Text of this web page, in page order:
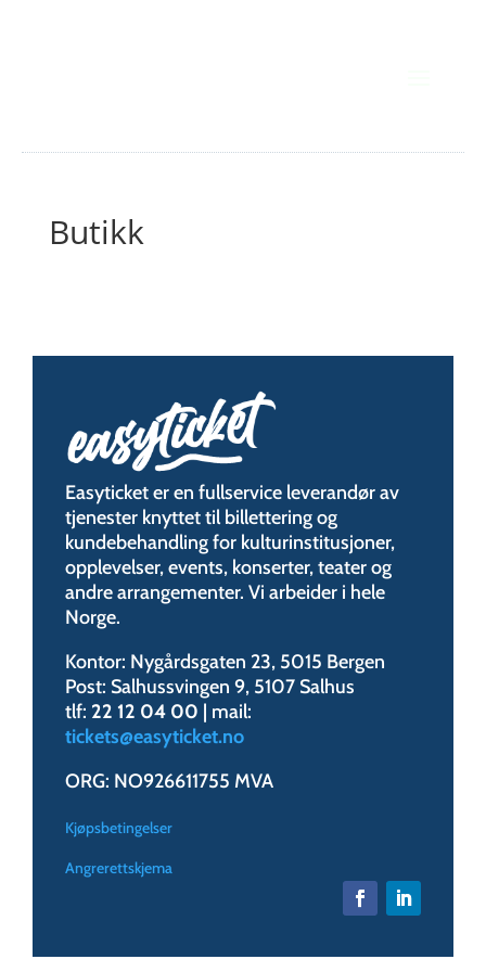
Butikk
Easyticket er en fullservice leverandør av
tjenester knyttet til billettering og
kundebehandling for kulturinstitusjoner,
opplevelser, events, konserter, teater og
andre arrangementer. Vi arbeider i hele
Norge.
Kontor: Nygårdsgaten 23, 5015 Bergen
Post: Salhussvingen 9, 5107 Salhus
tlf: 22 12 04 00 | mail:
tickets@easyticket.no
ORG: NO926611755 MVA
Kjøpsbetingelser
Angrerettskjema